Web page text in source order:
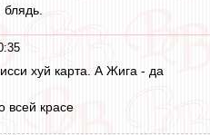
хуй карта. А Жига - да
всей красе